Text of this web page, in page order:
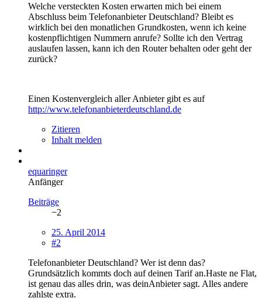
Welche versteckten Kosten erwarten mich bei einem
Abschluss beim Telefonanbieter Deutschland? Bleibt es
wirklich bei den monatlichen Grundkosten, wenn ich keine
kostenpflichtigen Nummern anrufe? Sollte ich den Vertrag
auslaufen lassen, kann ich den Router behalten oder geht der
zurück?
Einen Kostenvergleich aller Anbieter gibt es auf
http://www.telefonanbieterdeutschland.de
Zitieren
Inhalt melden
equaringer
Anfänger
Beiträge
−2
25. April 2014
#2
Telefonanbieter Deutschland? Wer ist denn das?
Grundsätzlich kommts doch auf deinen Tarif an.Haste ne Flat,
ist genau das alles drin, was deinAnbieter sagt. Alles andere
zahlste extra.